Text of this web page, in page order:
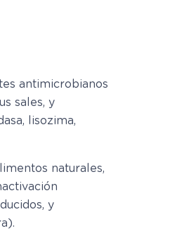
antimicrobianos
sales, y
lisozima,
naturales,
y